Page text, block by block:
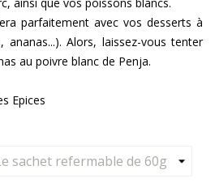
ainsi que vos poissons blancs.
parfaitement avec vos desserts à
ananas...). Alors, laissez-vous tenter
au poivre blanc de Penja.
Epices